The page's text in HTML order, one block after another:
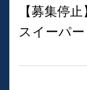
【募集停
スイーパー